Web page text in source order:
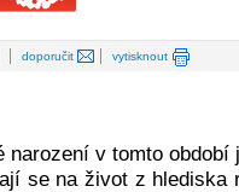
| doporučit | vytisknout
narození v tomto
se na život z hlediska